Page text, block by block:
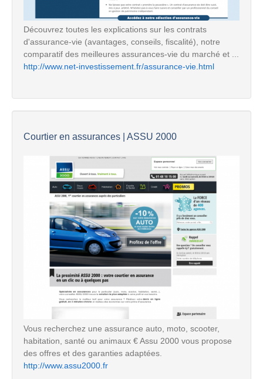
Découvrez toutes les explications sur les contrats
d'assurance-vie (avantages, conseils, fiscalité), notre
comparatif des meilleures assurances-vie du marché et ...
http://www.net-investissement.fr/assurance-vie.html
Courtier en assurances | ASSU 2000
Vous recherchez une assurance auto, moto, scooter,
habitation, santé ou animaux € Assu 2000 vous propose
des offres et des garanties adaptées.
http://www.assu2000.fr